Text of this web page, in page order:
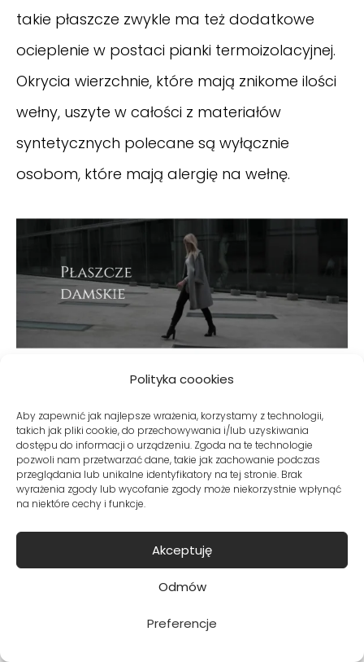
Polityka coookies
Aby zapewnić jak najlepsze wrażenia, korzystamy z technologii,
takich jak pliki cookie, do przechowywania i/lub uzyskiwania
dostępu do informacji o urządzeniu. Zgoda na te technologie
pozwoli nam przetwarzać dane, takie jak zachowanie podczas
przeglądania lub unikalne identyfikatory na tej stronie. Brak
wyrażenia zgody lub wycofanie zgody może niekorzystnie wpłynąć
na niektóre cechy i funkcje.
Akceptuję
Odmów
Preferencje
takie płaszcze zwykle ma też dodatkowe
ocieplenie w postaci pianki termoizolacyjnej.
Okrycia wierzchnie, które mają znikome ilości
wełny, uszyte w całości z materiałów
syntetycznych polecane są wyłącznie
osobom, które mają alergię na wełnę.
Jak wybrać idealny płaszcz
zimowy? Najlepsze są płaszcz
damskie zimowe z 100% wełny od
polskiego producenta.
Płaszcze zimowe damskie
polski producent